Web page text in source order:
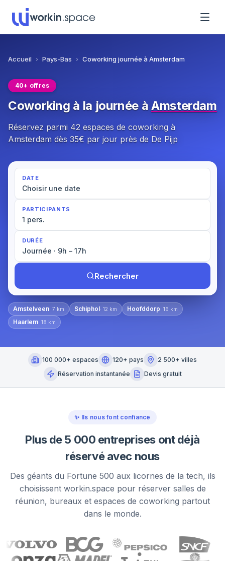
Accueil › Pays-Bas › Coworking journée à Amsterdam
40+ offres
Coworking à la journée àAmsterdam
Réservez parmi 42 espaces de coworking à
Amsterdam dès 35€ par jour près de De Pijp
DATE
Choisir une date
PARTICIPANTS
1 pers.
DURÉE
Journée · 9h – 17h
Rechercher
Amstelveen· 7 km Schiphol· 12 km Hoofddorp· 16 km
Haarlem· 18 km
100 000+ espaces 120+ pays
2 500+ villes
Réservation instantanée
Devis gratuit
✨ Ils nous font confiance
Plus de 5 000 entreprises ont déjà
réservé avec nous
Des géants du Fortune 500 aux licornes de la tech, ils
choisissent workin.space pour réserver salles de
réunion, bureaux et espaces de coworking partout
dans le monde.